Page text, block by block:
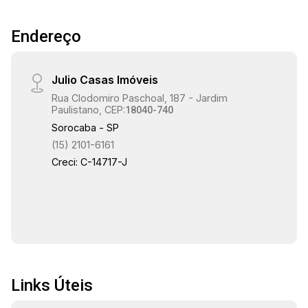
Endereço
Julio Casas Imóveis
Rua Clodomiro Paschoal, 187 - Jardim
Paulistano, CEP:18040-740
Sorocaba - SP
(15) 2101-6161
Creci: C-14717-J
Links Úteis